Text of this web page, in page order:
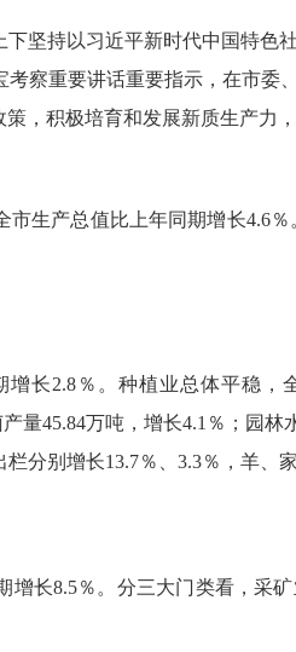
下坚持以习近平新时代中国特色
察重要讲话重要指示，在市委
，积极培育和发展新质生产力
市生产总值比上年同期增长4.6％
增长2.8 ％。种植业总体平稳，
量45.84万吨，增长4.1 ％；园林
栏分别增长13.7％、 3.3％， 羊、
增长8.5％。分三大门类看，采